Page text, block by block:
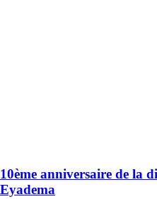
10ème anniversaire de la
Eyadema